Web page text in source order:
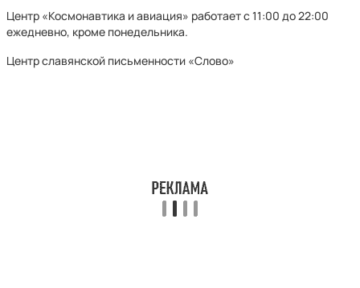
Центр «Космонавтика и авиация» работает с 11:00 до 22:00
ежедневно, кроме понедельника.
Центр славянской письменности «Слово»